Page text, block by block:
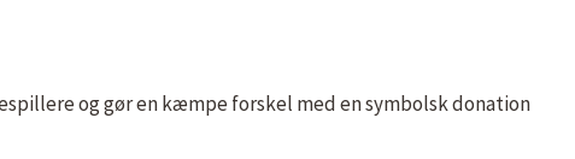
og gør en kæmpe forskel med en symbolsk donation